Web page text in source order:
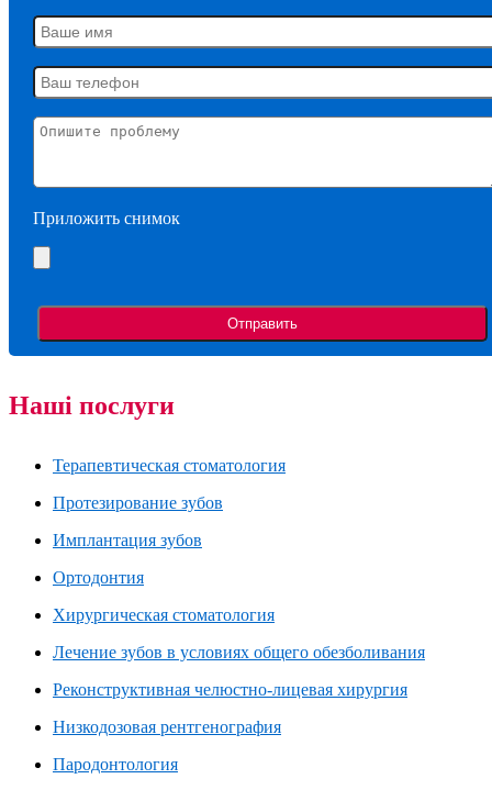
Приложить снимок
Наші послуги
Терапевтическая стоматология
Протезирование зубов
Имплантация зубов
Ортодонтия
Хирургическая стоматология
Лечение зубов в условиях общего обезболивания
Реконструктивная челюстно-лицевая хирургия
Низкодозовая рентгенография
Пародонтология